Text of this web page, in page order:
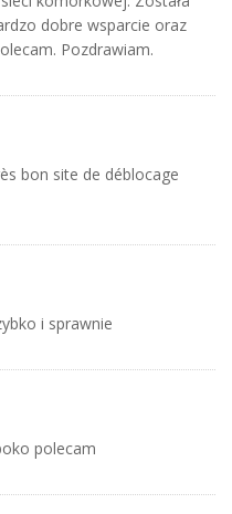
dobre wsparcie oraz
Pozdrawiam.
bon site de déblocage
i sprawnie
polecam